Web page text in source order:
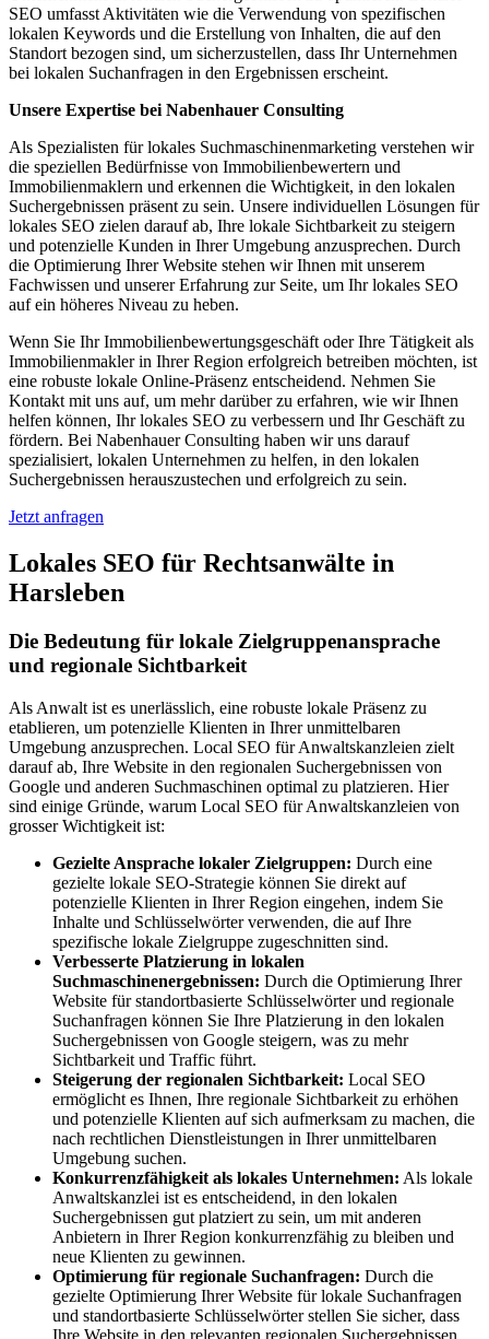
SEO umfasst Aktivitäten wie die Verwendung von spezifischen
lokalen Keywords und die Erstellung von Inhalten, die auf den
Standort bezogen sind, um sicherzustellen, dass Ihr Unternehmen
bei lokalen Suchanfragen in den Ergebnissen erscheint.
Unsere Expertise bei Nabenhauer Consulting
Als Spezialisten für lokales Suchmaschinenmarketing verstehen wir
die speziellen Bedürfnisse von Immobilienbewertern und
Immobilienmaklern und erkennen die Wichtigkeit, in den lokalen
Suchergebnissen präsent zu sein. Unsere individuellen Lösungen für
lokales SEO zielen darauf ab, Ihre lokale Sichtbarkeit zu steigern
und potenzielle Kunden in Ihrer Umgebung anzusprechen. Durch
die Optimierung Ihrer Website stehen wir Ihnen mit unserem
Fachwissen und unserer Erfahrung zur Seite, um Ihr lokales SEO
auf ein höheres Niveau zu heben.
Wenn Sie Ihr Immobilienbewertungsgeschäft oder Ihre Tätigkeit als
Immobilienmakler in Ihrer Region erfolgreich betreiben möchten, ist
eine robuste lokale Online-Präsenz entscheidend. Nehmen Sie
Kontakt mit uns auf, um mehr darüber zu erfahren, wie wir Ihnen
helfen können, Ihr lokales SEO zu verbessern und Ihr Geschäft zu
fördern. Bei Nabenhauer Consulting haben wir uns darauf
spezialisiert, lokalen Unternehmen zu helfen, in den lokalen
Suchergebnissen herauszustechen und erfolgreich zu sein.
Jetzt anfragen
Lokales SEO für Rechtsanwälte in
Harsleben
Die Bedeutung für lokale Zielgruppenansprache
und regionale Sichtbarkeit
Als Anwalt ist es unerlässlich, eine robuste lokale Präsenz zu
etablieren, um potenzielle Klienten in Ihrer unmittelbaren
Umgebung anzusprechen. Local SEO für Anwaltskanzleien zielt
darauf ab, Ihre Website in den regionalen Suchergebnissen von
Google und anderen Suchmaschinen optimal zu platzieren. Hier
sind einige Gründe, warum Local SEO für Anwaltskanzleien von
grosser Wichtigkeit ist:
Gezielte Ansprache lokaler Zielgruppen: Durch eine
gezielte lokale SEO-Strategie können Sie direkt auf
potenzielle Klienten in Ihrer Region eingehen, indem Sie
Inhalte und Schlüsselwörter verwenden, die auf Ihre
spezifische lokale Zielgruppe zugeschnitten sind.
Verbesserte Platzierung in lokalen
Suchmaschinenergebnissen: Durch die Optimierung Ihrer
Website für standortbasierte Schlüsselwörter und regionale
Suchanfragen können Sie Ihre Platzierung in den lokalen
Suchergebnissen von Google steigern, was zu mehr
Sichtbarkeit und Traffic führt.
Steigerung der regionalen Sichtbarkeit: Local SEO
ermöglicht es Ihnen, Ihre regionale Sichtbarkeit zu erhöhen
und potenzielle Klienten auf sich aufmerksam zu machen, die
nach rechtlichen Dienstleistungen in Ihrer unmittelbaren
Umgebung suchen.
Konkurrenzfähigkeit als lokales Unternehmen: Als lokale
Anwaltskanzlei ist es entscheidend, in den lokalen
Suchergebnissen gut platziert zu sein, um mit anderen
Anbietern in Ihrer Region konkurrenzfähig zu bleiben und
neue Klienten zu gewinnen.
Optimierung für regionale Suchanfragen: Durch die
gezielte Optimierung Ihrer Website für lokale Suchanfragen
und standortbasierte Schlüsselwörter stellen Sie sicher, dass
Ihre Website in den relevanten regionalen Suchergebnissen